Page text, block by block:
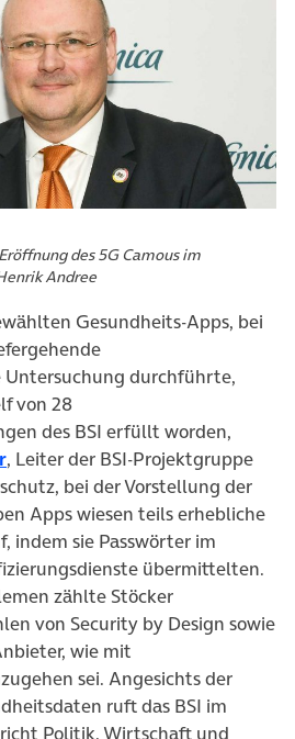
des 5G Camous im
Andree
Gesundheits-Apps, bei
Untersuchung durchführte,
von 28
des BSI erfüllt worden,
(öffnet in neuem Tab)
, Leiter der BSI-Projektgruppe
bei der Vorstellung der
Apps wiesen teils erhebliche
indem sie Passwörter im
übermittelten.
zählte Stöcker
von Security by Design sowie
wie mit
sei. Angesichts der
ruft das BSI im
Politik, Wirtschaft und